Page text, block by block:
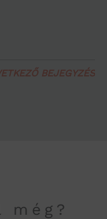
BEJEGYZÉS
még?